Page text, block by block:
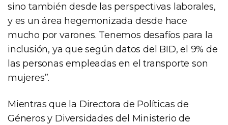
sino también desde las perspectivas laborales,
y es un área hegemonizada desde hace
mucho por varones. Tenemos desafíos para la
inclusión, ya que según datos del BID, el 9% de
las personas empleadas en el transporte son
mujeres”.
Mientras que la Directora de Políticas de
Géneros y Diversidades del Ministerio de